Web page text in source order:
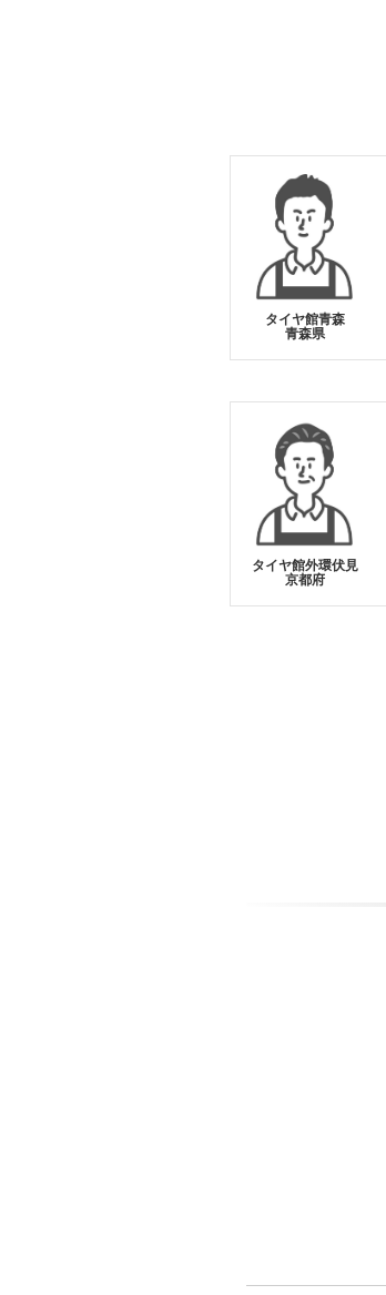
タイヤ館青森
青森県
タイヤ館外環伏見
京都府